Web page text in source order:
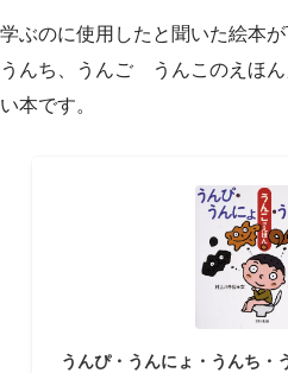
学ぶのに使用したと聞いた絵本
うんち、うんご うんこのえほ
い本です。
うんぴ・うんにょ・うんち・